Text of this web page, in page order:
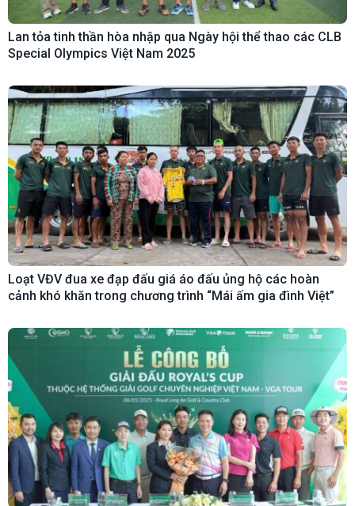
Lan tỏa tinh thần hòa nhập qua Ngày hội thể thao các CLB
Special Olympics Việt Nam 2025
Loạt VĐV đua xe đạp đấu giá áo đấu ủng hộ các hoàn
cảnh khó khăn trong chương trình “Mái ấm gia đình Việt”